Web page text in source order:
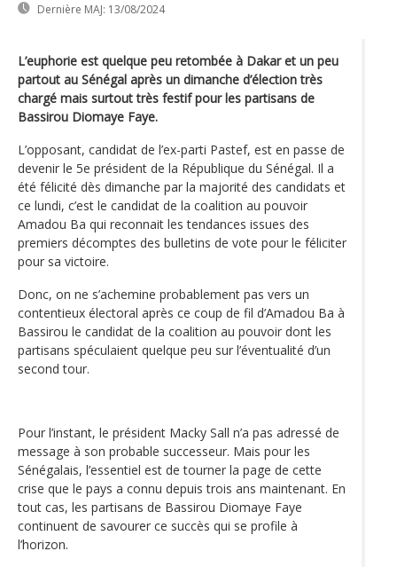
Dernière MAJ: 13/08/2024
L’euphorie est quelque peu retombée à Dakar et un peu
partout au Sénégal après un dimanche d’élection très
chargé mais surtout très festif pour les partisans de
Bassirou Diomaye Faye.
L’opposant, candidat de l’ex-parti Pastef, est en passe de
devenir le 5e président de la République du Sénégal. Il a
été félicité dès dimanche par la majorité des candidats et
ce lundi, c’est le candidat de la coalition au pouvoir
Amadou Ba qui reconnait les tendances issues des
premiers décomptes des bulletins de vote pour le féliciter
pour sa victoire.
Donc, on ne s’achemine probablement pas vers un
contentieux électoral après ce coup de fil d’Amadou Ba à
Bassirou le candidat de la coalition au pouvoir dont les
partisans spéculaient quelque peu sur l’éventualité d’un
second tour.
Pour l’instant, le président Macky Sall n’a pas adressé de
message à son probable successeur. Mais pour les
Sénégalais, l’essentiel est de tourner la page de cette
crise que le pays a connu depuis trois ans maintenant. En
tout cas, les partisans de Bassirou Diomaye Faye
continuent de savourer ce succès qui se profile à
l’horizon.